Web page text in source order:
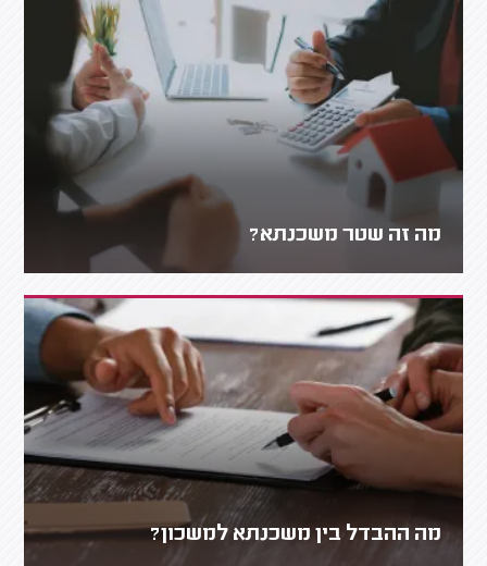
מה זה שטר משכנתא?
מה ההבדל בין משכנתא למשכון?